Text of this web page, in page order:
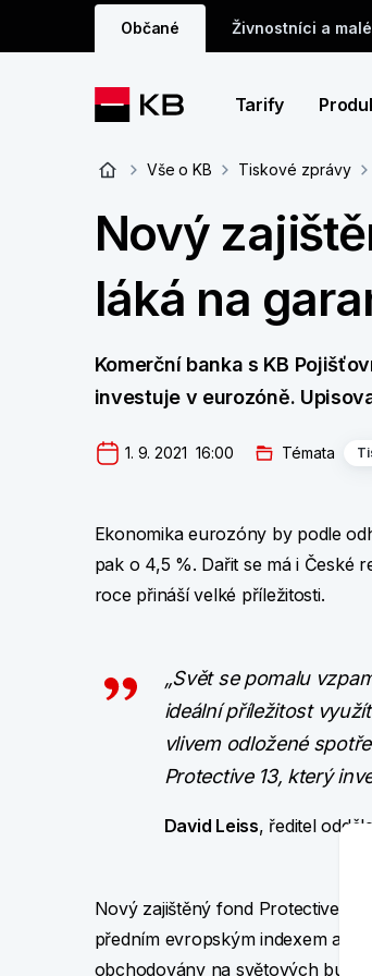
Občané Živnostníci a
Tarify
Vše o KB Tiskové zprávy
Nový
láká na
Komerční banka s KB
investuje v eurozóně.
1. 9. 2021  16:00 Témata
Ekonomika eurozóny by podle
pak o 4,5 %. Dařit se má i České
roce přináší velké příležitosti.
„Svět se pomalu
ideální příležitost
vlivem odložené
Protective 13, který
David Leiss, ředitel
Nový zajištěný fond Protective 13
předním evropským indexem
obchodovány na světových